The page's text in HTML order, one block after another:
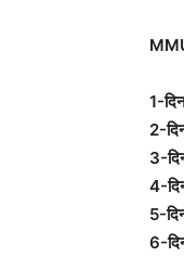
1-
2-
3-
4-
5-
6-